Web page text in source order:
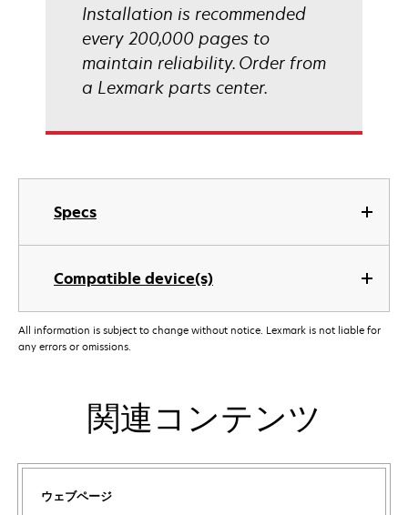
Specs
Compatible device(s)
Installation is recommended
every 200,000 pages to
maintain reliability. Order from
a Lexmark parts center.
All information is subject to change without notice. Lexmark is not liable for
any errors or omissions.
関連コンテンツ
ウェブページ